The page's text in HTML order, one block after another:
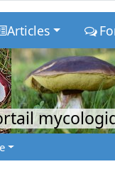
Articles